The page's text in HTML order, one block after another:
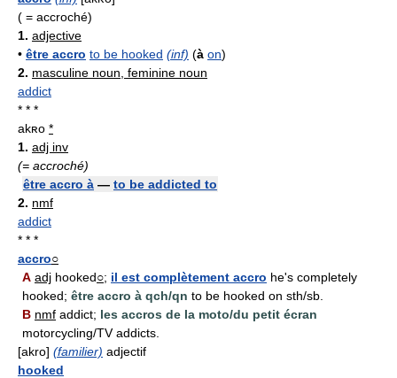
( = accroché)
1. adjective
• être accro to be hooked (inf) (à on)
2. masculine noun, feminine noun
addict
* * *
akʀo *
1. adj inv
(= accroché)
être accro à — to be addicted to
2. nmf
addict
* * *
accro○
A adj hooked○; il est complètement accro he's completely
hooked; être accro à qch/qn to be hooked on sth/sb.
B nmf addict; les accros de la moto/du petit écran
motorcycling/TV addicts.
[akro] (familier) adjectif
hooked